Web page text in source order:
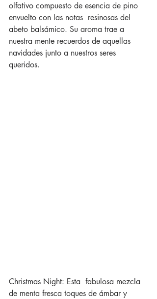
olfativo compuesto de esencia de pino
envuelto con las notas  resinosas del
abeto balsámico. Su aroma trae a
nuestra mente recuerdos de aquellas
navidades junto a nuestros seres
queridos.
Christmas Night: Esta  fabulosa mezcla
de menta fresca toques de ámbar y